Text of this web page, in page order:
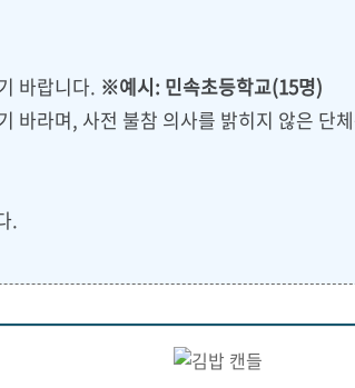
바랍니다. ※예시: 민속초등학교(15명)
바라며, 사전 불참 의사를 밝히지 않은 단
.